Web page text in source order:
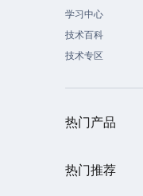
学习中心
技术百科
技术专区
热门产品
热门推荐